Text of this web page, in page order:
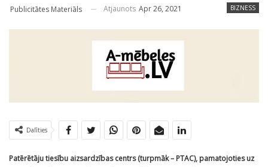
BIZNESS
Publicitātes Materiāls Atjaunots Apr 26, 2021
Dalīties
Patērētāju tiesību aizsardzības centrs (turpmāk – PTAC), pamatojoties uz